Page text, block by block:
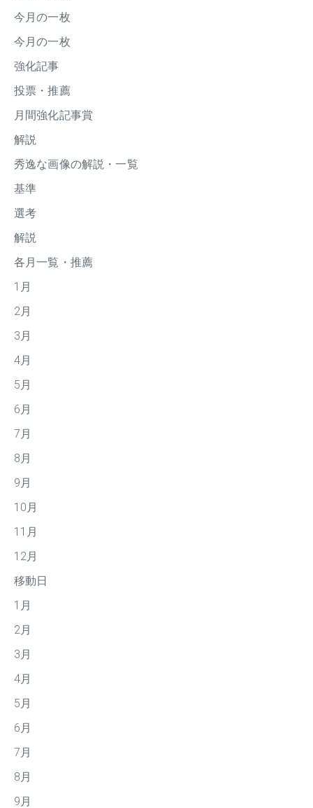
今月の一枚
今月の一枚
強化記事
投票・推薦
月間強化記事賞
解説
秀逸な画像の解説・一覧
基準
選考
解説
各月一覧・推薦
1月
2月
3月
4月
5月
6月
7月
8月
9月
10月
11月
12月
移動日
1月
2月
3月
4月
5月
6月
7月
8月
9月